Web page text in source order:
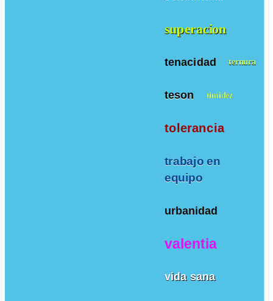
superacion
tenacidad ternura
teson timidez
tolerancia
trabajo en
equipo
urbanidad
valentia
vida sana